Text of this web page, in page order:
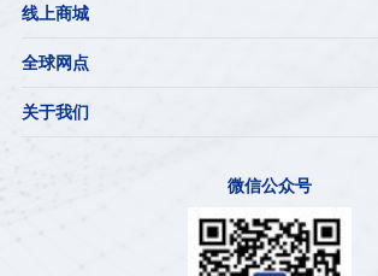
线上商城
全球网点
关于我们
微信公众号